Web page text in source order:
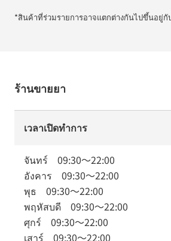
*สินค้าที่ร่วมรายการอาจแตกต่างกันไปขึ้นอยู่กั
ร้านขายยา
เวลาเปิดทำการ
จันทร์ 09:30～22:00
อังคาร 09:30～22:00
พุธ 09:30～22:00
พฤหัสบดี 09:30～22:00
ศุกร์ 09:30～22:00
เสาร์ 09:30～22:00